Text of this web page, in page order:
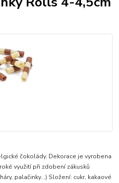
čokolády. Dekorace je vyrobena
využití při zdobení zákusků
palačinky...) Složení: cukr, kakaové